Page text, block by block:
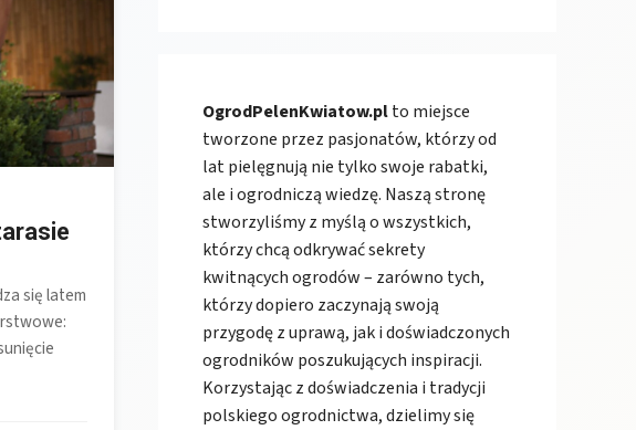
się latem
OgrodPelenKwiatow.plto miejsce
tworzone przez pasjonatów, którzy od
lat pielęgnują nie tylko swoje rabatki,
ale i ogrodniczą wiedzę. Naszą stronę
stworzyliśmy z myślą o wszystkich,
którzy chcą odkrywać sekrety
kwitnących ogrodów – zarówno tych,
którzy dopiero zaczynają swoją
przygodę z uprawą, jak i doświadczonych
ogrodników poszukujących inspiracji.
Korzystając z doświadczenia i tradycji
polskiego ogrodnictwa, dzielimy się